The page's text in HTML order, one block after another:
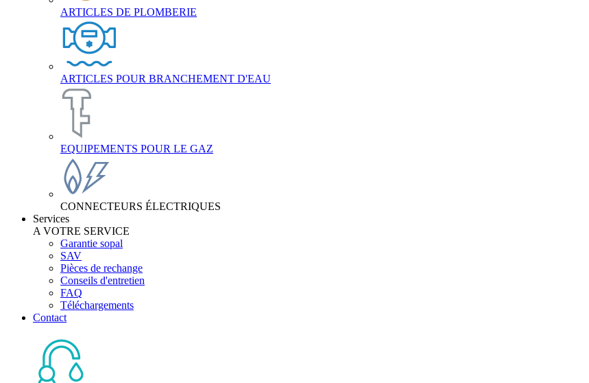
ARTICLES DE PLOMBERIE
ARTICLES POUR BRANCHEMENT D'EAU
EQUIPEMENTS POUR LE GAZ
CONNECTEURS ÉLECTRIQUES
Services
A VOTRE SERVICE
Garantie sopal
SAV
Pièces de rechange
Conseils d'entretien
FAQ
Téléchargements
Contact